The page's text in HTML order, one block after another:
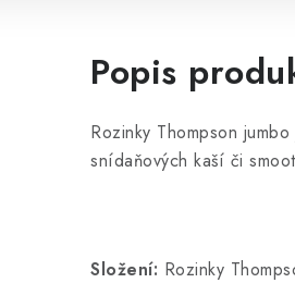
Popis
Rozinky Thompson
snídaňových kaší či
Složení: Rozinky